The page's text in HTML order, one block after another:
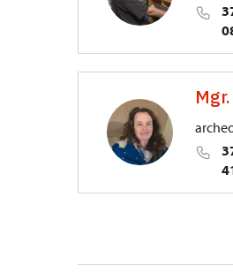
Prešovská
Prešovská